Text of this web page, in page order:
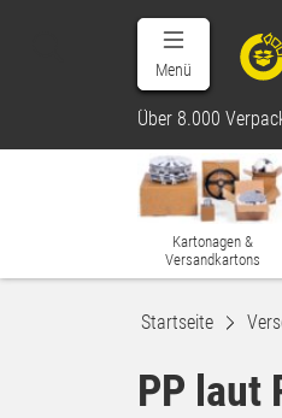
Menü
Über 8.000
Kartonagen &
Versandkartons
Startseite
PP laut